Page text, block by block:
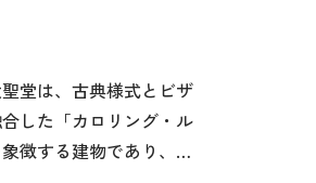
堂は、古典様式とビザ
した「カロリング・ル
徴する建物であり、八